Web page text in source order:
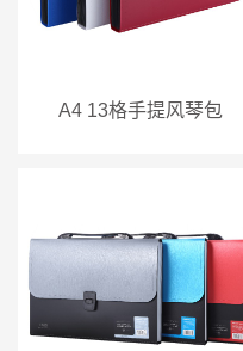
A4 13格手提风琴包